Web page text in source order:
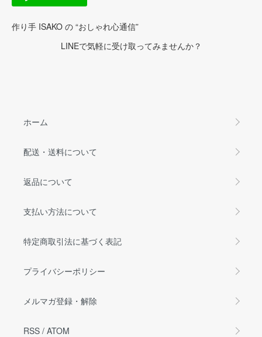
作り手 ISAKO の “おしゃれ心通信”
LINEで気軽に受け取ってみませんか？
ホーム
配送・送料について
返品について
支払い方法について
特定商取引法に基づく表記
プライバシーポリシー
メルマガ登録・解除
RSS / ATOM